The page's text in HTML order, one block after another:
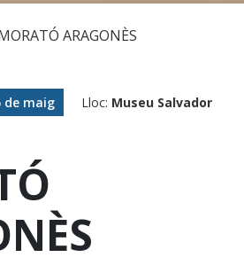
ARAGONÈS
de maig Lloc: Museu Salvador